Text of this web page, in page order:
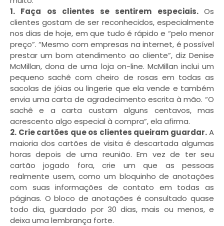
1. Faça os clientes se sentirem especiais. Os
clientes gostam de ser reconhecidos, especialmente
nos dias de hoje, em que tudo é rápido e “pelo menor
preço”. “Mesmo com empresas na internet, é possível
prestar um bom atendimento ao cliente”, diz Denise
McMillan, dona de uma loja on-line. McMillan inclui um
pequeno sachê com cheiro de rosas em todas as
sacolas de jóias ou lingerie que ela vende e também
envia uma carta de agradecimento escrita à mão. “O
sachê e a carta custam alguns centavos, mas
acrescento algo especial à compra”, ela afirma.
2. Crie cartões que os clientes queiram guardar.A
maioria dos cartões de visita é descartada algumas
horas depois de uma reunião. Em vez de ter seu
cartão jogado fora, crie um que as pessoas
realmente usem, como um bloquinho de anotações
com suas informações de contato em todas as
páginas. O bloco de anotações é consultado quase
todo dia, guardado por 30 dias, mais ou menos, e
deixa uma lembrança forte.